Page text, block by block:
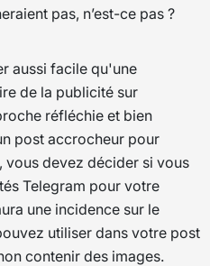
pas, n’est-ce pas ?
aussi facile qu'une
de la publicité sur
réfléchie et bien
post accrocheur pour
vous devez décider si vous
Telegram pour votre
une incidence sur le
utiliser dans votre post
contenir des images.